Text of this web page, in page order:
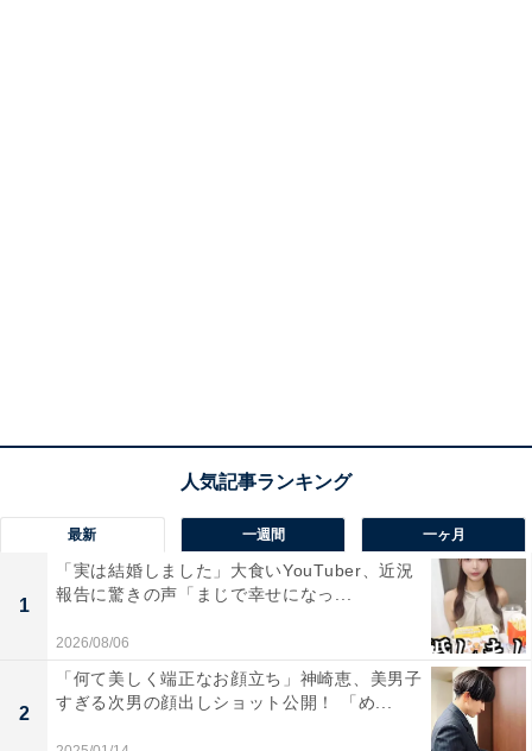
最新 一週間 一ヶ月
1
「実は結婚しました」大食いYouTuber、近況
報告に驚きの声「まじで幸せになっ...
2026/08/06
2
「何て美しく端正なお顔立ち」神崎恵、美男子
すぎる次男の顔出しショット公開！ 「め...